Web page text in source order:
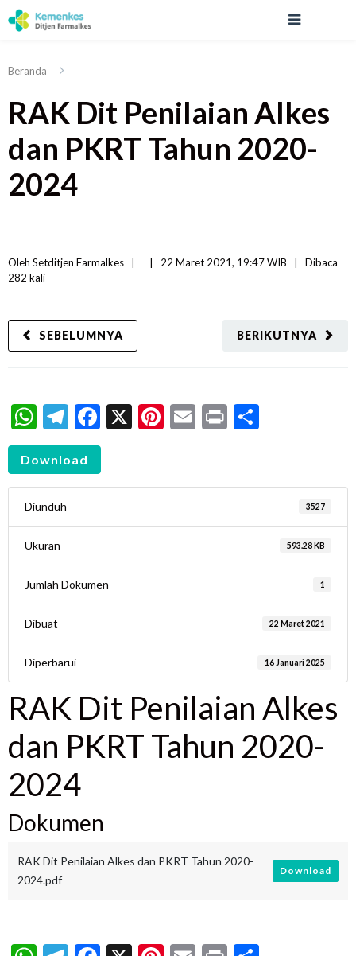
Beranda
RAK Dit Penilaian Alkes
dan PKRT Tahun 2020-
2024
Oleh Setditjen Farmalkes 22 Maret 2021, 19:47 WIB
Dibaca
282 kali
BERIKUTNYA
SEBELUMNYA
WhatsApp
Telegram
Facebook
X Pinterest
Email
Print
Download
Diunduh 3527
Ukuran 593.28 KB
Jumlah Dokumen 1
Dibuat 22 Maret 2021
Diperbarui 16 Januari 2025
RAK Dit Penilaian Alkes
dan PKRT Tahun 2020-
2024
Dokumen
RAK Dit Penilaian Alkes dan PKRT Tahun 2020-
2024.pdf
Download